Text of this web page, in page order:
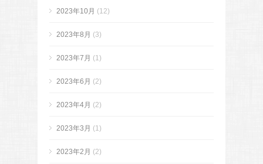
2023年10月 (12)
2023年8月 (3)
2023年7月 (1)
2023年6月 (2)
2023年4月 (2)
2023年3月 (1)
2023年2月 (2)